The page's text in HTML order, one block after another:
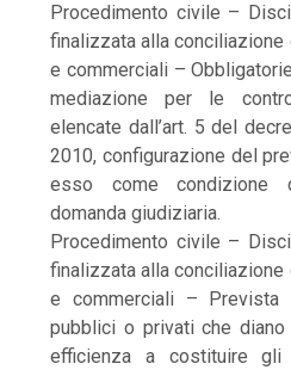
Procedimento civile –
finalizzata alla
e commerciali –
mediazione per le
elencate dall’art. 5 del
2010, configurazione del
esso come condizione
domanda giudiziaria.
Procedimento civile –
finalizzata alla
e commerciali – Prevista
pubblici o privati che
efficienza a costituire gli